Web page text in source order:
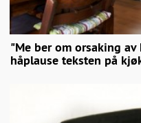
"Me ber om orsaking av
håplause teksten på